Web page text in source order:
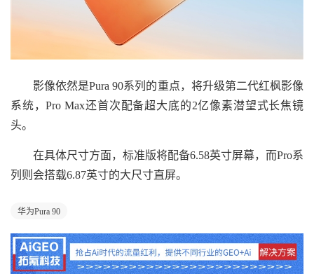
影像依然是Pura 90系列的重点，将升级第二代红枫影像
系统，Pro Max还首次配备超大底的2亿像素潜望式长焦镜
头。
在具体尺寸方面，标准版将配备6.58英寸屏幕，而Pro系
列则会搭载6.87英寸的大尺寸直屏。
华为Pura 90